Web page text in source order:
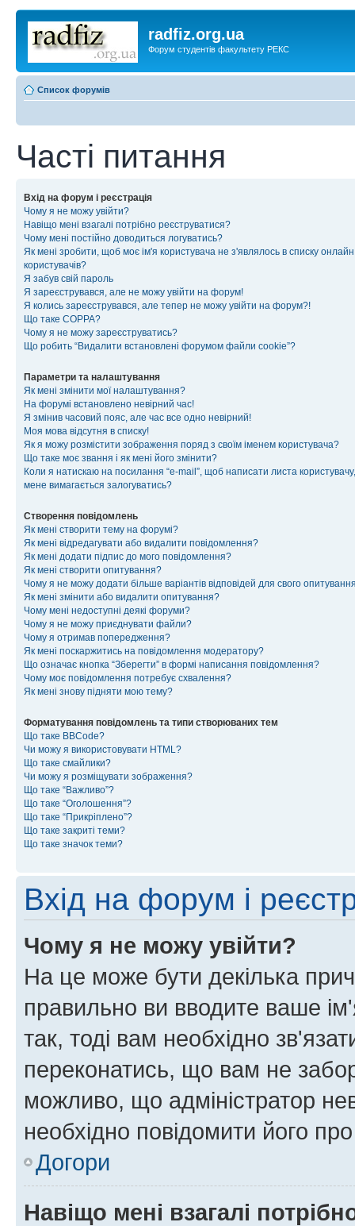
radfiz.org.ua
Форум студентів факультету РЕКС
Список форумів
Часті питання
Вхід на форум і реєстрація
Чому я не можу увійти?
Навіщо мені взагалі потрібно реєструватися?
Чому мені постійно доводиться логуватись?
Як мені зробити, щоб моє ім'я користувача не з'являлось в списку онлайн
користувачів?
Я забув свій пароль
Я зареєструвався, але не можу увійти на форум!
Я колись зареєструвався, але тепер не можу увійти на форум?!
Що таке COPPA?
Чому я не можу зареєструватись?
Що робить “Видалити встановлені форумом файли cookie”?
Параметри та налаштування
Як мені змінити мої налаштування?
На форумі встановлено невірний час!
Я змінив часовий пояс, але час все одно невірний!
Моя мова відсутня в списку!
Як я можу розмістити зображення поряд з своїм іменем користувача?
Що таке моє звання і як мені його змінити?
Коли я натискаю на посилання “e-mail”, щоб написати листа користувачу,
мене вимагається залогуватись?
Створення повідомлень
Як мені створити тему на форумі?
Як мені відредагувати або видалити повідомлення?
Як мені додати підпис до мого повідомлення?
Як мені створити опитування?
Чому я не можу додати більше варіантів відповідей для свого
Як мені змінити або видалити опитування?
Чому мені недоступні деякі форуми?
Чому я не можу приєднувати файли?
Чому я отримав попередження?
Як мені поскаржитись на повідомлення модератору?
Що означає кнопка “Зберегти” в формі написання повідомлення?
Чому моє повідомлення потребує схвалення?
Як мені знову підняти мою тему?
Форматування повідомлень та типи створюваних тем
Що таке BBCode?
Чи можу я використовувати HTML?
Що таке смайлики?
Чи можу я розміщувати зображення?
Що таке “Важливо”?
Що таке “Оголошення”?
Що таке “Прикріплено”?
Що таке закриті теми?
Що таке значок теми?
Вхід на форум і
Чому я не можу увійти?
На це може бути декілька
правильно ви вводите ваше
так, тоді вам необхідно
переконатись, що вам не
можливо, що адміністратор
необхідно повідомити його
Догори
Навіщо мені взагалі